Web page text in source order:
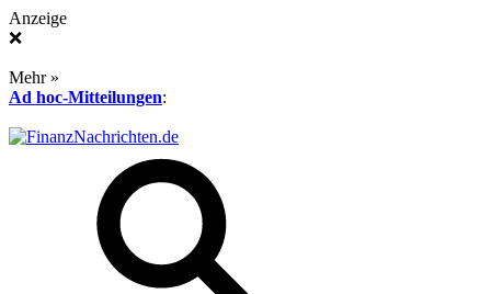
Anzeige
❌
Mehr »
Ad hoc-Mitteilungen: